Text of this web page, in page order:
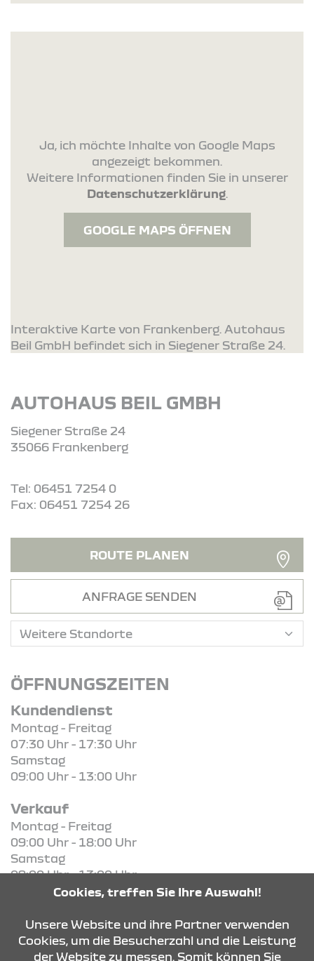
Ja, ich möchte Inhalte von Google Maps
angezeigt bekommen.
Weitere Informationen finden Sie in unserer
Datenschutzerklärung.
GOOGLE MAPS ÖFFNEN
Interaktive Karte von Frankenberg. Autohaus
Beil GmbH befindet sich in Siegener Straße 24.
AUTOHAUS BEIL GMBH
Siegener Straße 24
35066 Frankenberg
Tel: 06451 7254 0
Fax: 06451 7254 26
ROUTE PLANEN
ANFRAGE SENDEN
ÖFFNUNGSZEITEN
Kundendienst
Montag - Freitag
07:30 Uhr - 17:30 Uhr
Samstag
09:00 Uhr - 13:00 Uhr
Verkauf
Montag - Freitag
09:00 Uhr - 18:00 Uhr
Samstag
09:00 Uhr - 13:00 Uhr
KONTAKT & ANFAHRT
Cookies, treffen Sie Ihre Auswahl!
Unsere Website und ihre Partner verwenden
Cookies, um die Besucherzahl und die Leistung
der Website zu messen. Somit können Sie